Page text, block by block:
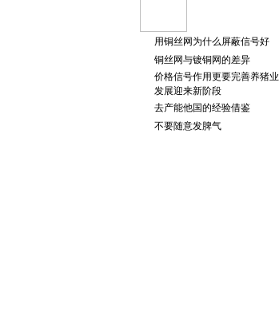
用铜丝网为什么屏蔽信号好
铜丝网与镀铜网的差异
价格信号作用更要完善养猪业
发展迎来新阶段
去产能他国的经验借鉴
不要随意发脾气